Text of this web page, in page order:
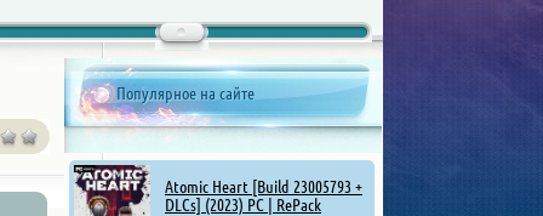
Популярное на сайте
Atomic Heart [Build 23005793 +
DLCs] (2023) PC | RePack